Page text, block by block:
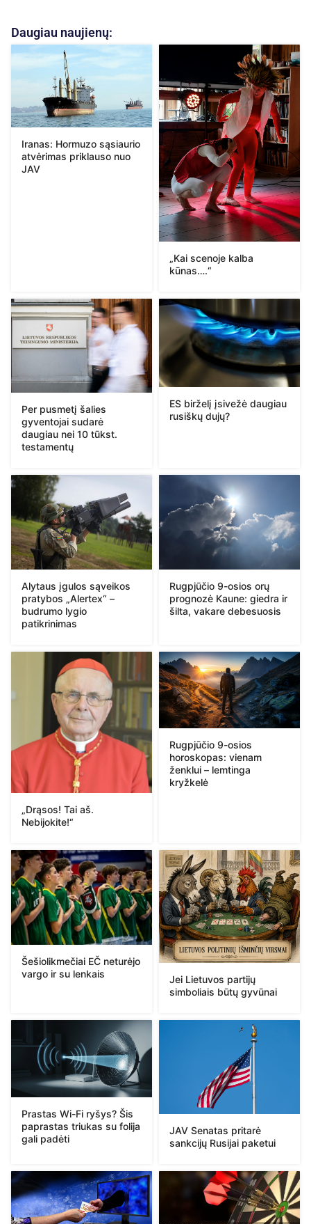
Daugiau naujienų:
Iranas: Hormuzo sąsiaurio
atvėrimas priklauso nuo
JAV
„Kai scenoje kalba
kūnas….“
Per pusmetį šalies
gyventojai sudarė
daugiau nei 10 tūkst.
testamentų
ES birželį įsivežė daugiau
rusiškų dujų?
Alytaus įgulos sąveikos
pratybos „Alertex“ –
budrumo lygio
patikrinimas
Rugpjūčio 9-osios orų
prognozė Kaune: giedra ir
šilta, vakare debesuosis
„Drąsos! Tai aš.
Nebijokite!“
Rugpjūčio 9-osios
horoskopas: vienam
ženklui – lemtinga
kryžkelė
Šešiolikmečiai EČ neturėjo
vargo ir su lenkais
Jei Lietuvos partijų
simboliais būtų gyvūnai
Prastas Wi-Fi ryšys? Šis
paprastas triukas su folija
gali padėti
JAV Senatas pritarė
sankcijų Rusijai paketui